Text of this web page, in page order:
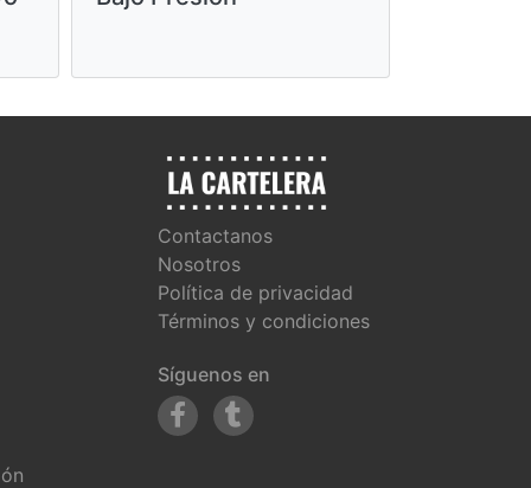
Contactanos
Nosotros
Política de privacidad
Términos y condiciones
Síguenos en